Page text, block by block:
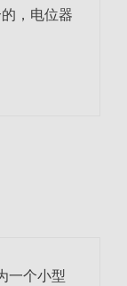
，电位器
一个小型